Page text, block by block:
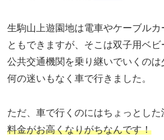
生駒山上遊園地は電車やケーブルカ
ともできますが、そこは双子用ベ
公共交通機関を乗り継いでいくのは
何の迷いもなく車で行きました。
ただ、車で行くのにはちょっとした
料金がお高くなりがちなんです！